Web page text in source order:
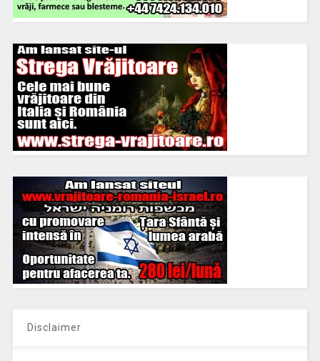
Disclaimer